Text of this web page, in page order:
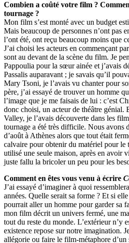
Combien a coûté votre film ?
tournage ?
Mon film s’est monté avec un budget
Mais beaucoup de personnes n’ont pas
l’ont été, ont reçu beaucoup moins que
J’ai choisi les acteurs en commençant
sont au devant de la scène du film. Je
Pappoulia pour la sœur ainée et j’avais
Passalis auparavant ; je savais qu’il
Mary Tsoni, je l’avais vu chanter pour
père, j’ai essayé de trouver un homme
l’image que je me faisais de lui : c’est
donc choisi, un acteur de théâtre génial.
Valley, je l’avais découverte dans les
tournage a été très difficile. Nous avons
d’août à Athènes alors que tout était
calvaire pour obtenir du matériel pour le
utilisé une seule maison, après en avoir
juste fallu la bricoler un peu pour les
Comment en êtes vous venu à écrire
J’ai essayé d’imaginer à quoi
années. Quelle serait sa forme ? Et si
pourrait aller un homme pour garder sa
mon film décrit un univers fermé, une
tout du reste du monde. L’extérieur n’y
existence repose sur notre imagination.
allégorie ou faire le film-métaphore d’un